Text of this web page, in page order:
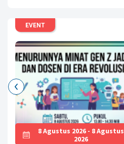
EVENT
8 Agustus 2026 - 8 Agustus
2026